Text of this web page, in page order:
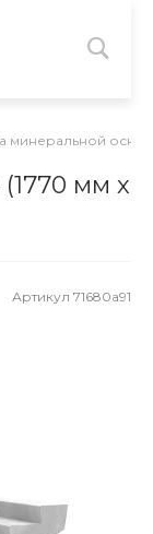
минеральной
мм х
Артикул 71680a91